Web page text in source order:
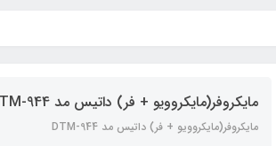
مایکروفر(مایکروویو + فر) داتیس مد DTM-944
مایکروفر(مایکروویو + فر) داتیس مد DTM-944